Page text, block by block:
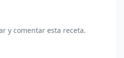
y comentar esta receta.